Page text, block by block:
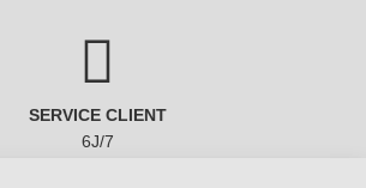
SERVICE CLIENT
6J/7